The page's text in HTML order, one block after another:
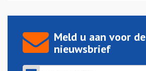
Meld u aan voor de
nieuwsbrief